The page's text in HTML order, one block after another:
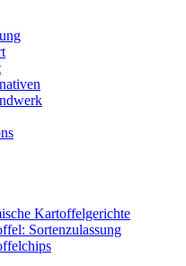
Kartoffelgerichte
Sortenzulassung